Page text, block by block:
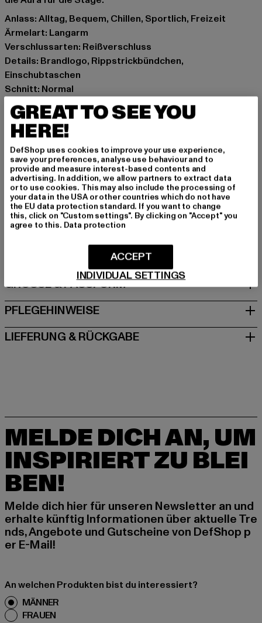
Anlass: Alltag, Bequem, Chillen, Sportlich, Freizeit
Ärmelart: Langarm
Verschlussarten: Reißverschluss
Details: Brandlogo, Rippstrickbündchen,
Einschubtaschen
Schnitt: Normal
Marke: Hummel
Kat.: Übergangsjacken
Farbe: gelb
Hersteller Farbe: yellow/teal
Materialzusammensetzung: 70% Polyester, 30%
Baumwolle
Art.Nr: HUW126-005-22925
Hersteller: HUMMEL CENOZOIC APS |
info@newlinehalo.com
Balticagade 20 | 8000 Aarhus C | DK
GRÖSSE & PASSFORM
PFLEGEHINWEISE
LIEFERUNG & RÜCKGABE
MELDE DICH AN, UM
INSPIRIERT ZU BLEI
BEN!
Melde dich hier für unseren Newsletter an und
erhalte künftig Informationen über aktuelle Tre
nds, Angebote und Gutscheine von DefShop p
er E-Mail!
An welchen Produkten bist du interessiert?
MÄNNER
FRAUEN
GREAT TO SEE YOU
HERE!
DefShop uses cookies to improve your use experience,
save your preferences, analyse use behaviour and to
provide and measure interest-based contents and
advertising. In addition, we allow partners to extract data
or to use cookies. This may also include the processing of
your data in the USA or other countries which do not have
the EU data protection standard. If you want to change
this, click on "Custom settings". By clicking on "Accept" you
agree to this. Data protection
INDIVIDUAL SETTINGS
ACCEPT